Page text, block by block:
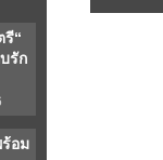
“
รัก
อม